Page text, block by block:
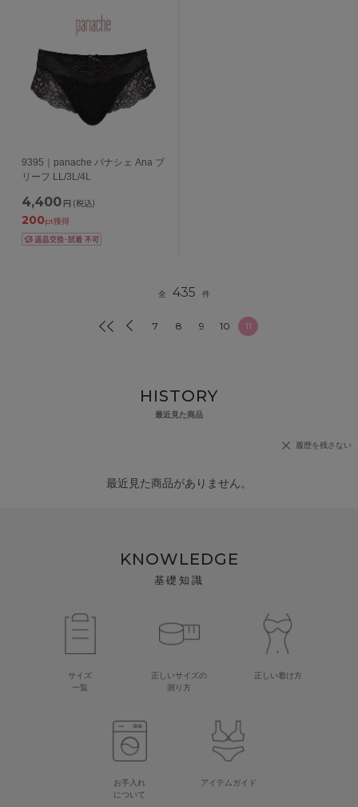
9395｜panache パナシェ Ana ブ
リーフ LL/3L/4L
4,400 円 (税込)
200pt獲得
全 435 件
7 8 9 10 11
HISTORY
最近見た商品
履歴を残さない
最近見た商品がありません。
KNOWLEDGE
基礎知識
サイズ
一覧
正しいサイズの
測り方
正しい着け方
お手入れ
について
アイテムガイド